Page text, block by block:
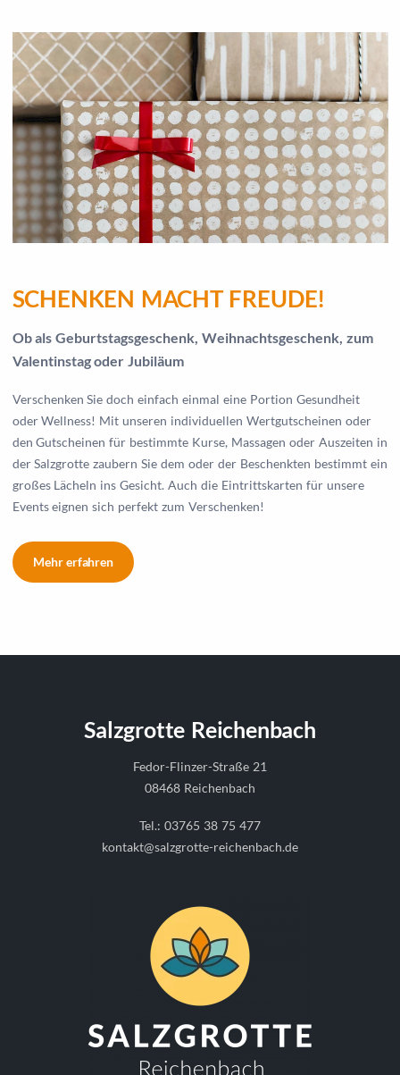
SCHENKEN MACHT FREUDE!
Ob als Geburtstagsgeschenk, Weihnachtsgeschenk, zum
Valentinstag oder Jubiläum
Verschenken Sie doch einfach einmal eine Portion Gesundheit
oder Wellness! Mit unseren individuellen Wertgutscheinen oder
den Gutscheinen für bestimmte Kurse, Massagen oder Auszeiten in
der Salzgrotte zaubern Sie dem oder der Beschenkten bestimmt ein
großes Lächeln ins Gesicht. Auch die Eintrittskarten für unsere
Events eignen sich perfekt zum Verschenken!
Mehr erfahren
Salzgrotte Reichenbach
Fedor-Flinzer-Straße 21
08468 Reichenbach
Tel.:03765 38 75 477
kontakt@salzgrotte-reichenbach.de